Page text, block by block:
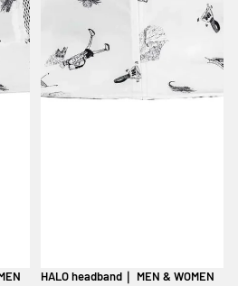
HALO headband｜ MEN & WOMEN